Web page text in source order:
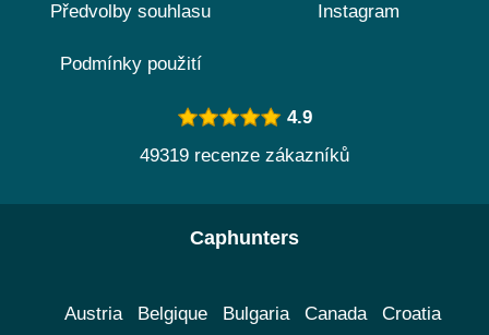
Předvolby souhlasu
Podmínky použití
Instagram
4.9
49319 recenze zákazníků
Caphunters
Austria Belgique Bulgaria Canada Croatia